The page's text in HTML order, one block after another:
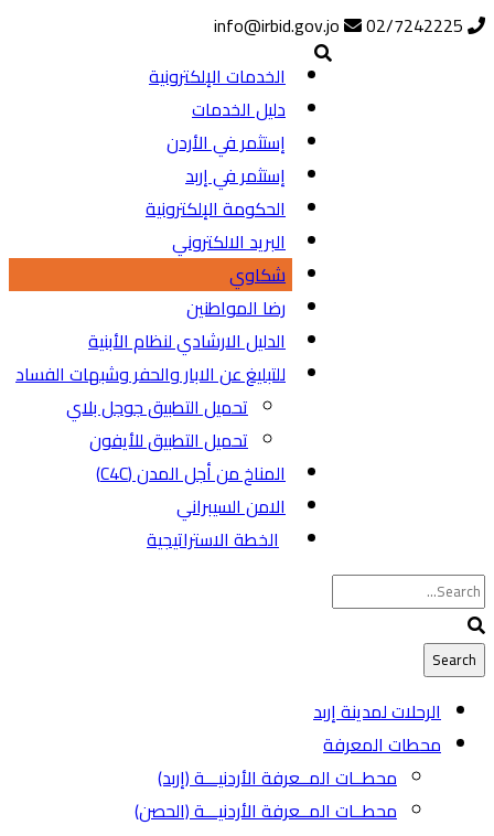
الخدمات الإلكترونية
دليل الخدمات
إستثمر في الأردن
إستثمر في إربد
الحكومة الإلكترونية
البريد الالكتروني
شكاوي
رضا المواطنين
الدليل الارشادي لنظام الأبنية
للتبليغ عن الابار والحفر وشبهات الفساد
تحميل التطبيق جوجل بلاي
تحميل التطبيق للأيفون
المناخ من أجل المدن (C4C)
الامن السيبراني
الخطة الاستراتيجية
الرحلات لمدينة إربد
محطات المعرفة
محطــات المــعرفة الأردنيـــة (إربد)
محطــات المــعرفة الأردنيـــة (الحصن)